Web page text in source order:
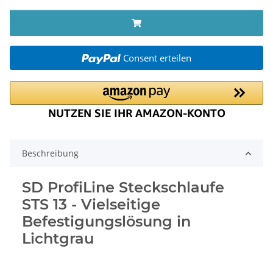
Consent erteilen
Beschreibung
SD ProfiLine Steckschlaufe
STS 13 - Vielseitige
Befestigungslösung in
Lichtgrau